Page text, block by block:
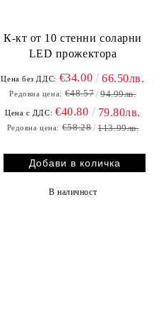
К-кт от 10 стенни соларни
LED прожектора
Цена без ДДС: €34.00 66.50лв.
Редовна цена: €48.57 94.99лв.
Цена с ДДС: €40.80 79.80лв.
Редовна цена: €58.28 113.99лв.
В наличност